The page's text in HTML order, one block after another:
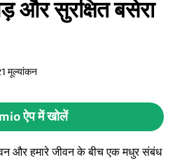
और सुरक्षित बसेरा
मूल्यांकन
ऐप में खोलें
और हमारे जीवन के बीच एक मधुर संबंध